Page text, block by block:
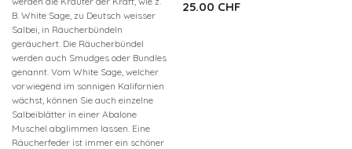
B. White Sage, zu Deutsch weisser
Salbei, in Räucherbündeln
geräuchert. Die Räucherbündel
werden auch Smudges oder Bundles
genannt. Vom White Sage, welcher
vorwiegend im sonnigen Kalifornien
wächst, können Sie auch einzelne
Salbeiblätter in einer Abalone
Muschel abglimmen lassen. Eine
Räucherfeder ist immer ein schöner
25.00 CHF